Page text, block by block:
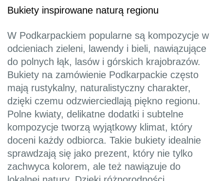
Bukiety inspirowane naturą regionu
W Podkarpackiem popularne są kompozycje w
odcieniach zieleni, lawendy i bieli, nawiązujące
do polnych łąk, lasów i górskich krajobrazów.
Bukiety na zamówienie Podkarpackie często
mają rustykalny, naturalistyczny charakter,
dzięki czemu odzwierciedlają piękno regionu.
Polne kwiaty, delikatne dodatki i subtelne
kompozycje tworzą wyjątkowy klimat, który
doceni każdy odbiorca. Takie bukiety idealnie
sprawdzają się jako prezent, który nie tylko
zachwyca kolorem, ale też nawiązuje do